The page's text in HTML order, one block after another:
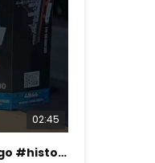
02:45
Cobi USS kidd #cobi #brick #lego #history #ww2